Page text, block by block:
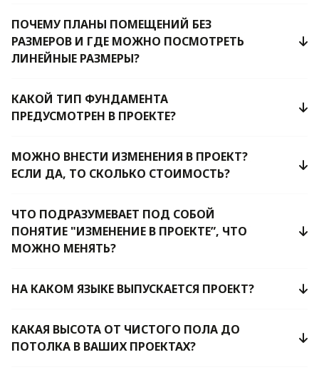
ПОЧЕМУ ПЛАНЫ ПОМЕЩЕНИЙ БЕЗ
РАЗМЕРОВ И ГДЕ МОЖНО ПОСМОТРЕТЬ
ЛИНЕЙНЫЕ РАЗМЕРЫ?
КАКОЙ ТИП ФУНДАМЕНТА
ПРЕДУСМОТРЕН В ПРОЕКТЕ?
МОЖНО ВНЕСТИ ИЗМЕНЕНИЯ В ПРОЕКТ?
ЕСЛИ ДА, ТО СКОЛЬКО СТОИМОСТЬ?
ЧТО ПОДРАЗУМЕВАЕТ ПОД СОБОЙ
ПОНЯТИЕ "ИЗМЕНЕНИЕ В ПРОЕКТЕ”, ЧТО
МОЖНО МЕНЯТЬ?
НА КАКОМ ЯЗЫКЕ ВЫПУСКАЕТСЯ ПРОЕКТ?
КАКАЯ ВЫСОТА ОТ ЧИСТОГО ПОЛА ДО
ПОТОЛКА В ВАШИХ ПРОЕКТАХ?